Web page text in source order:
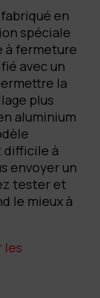
en
spéciale
à fermeture
avec un
la
plus
aluminium
difficile à
envoyer un
tester et
le mieux à
les